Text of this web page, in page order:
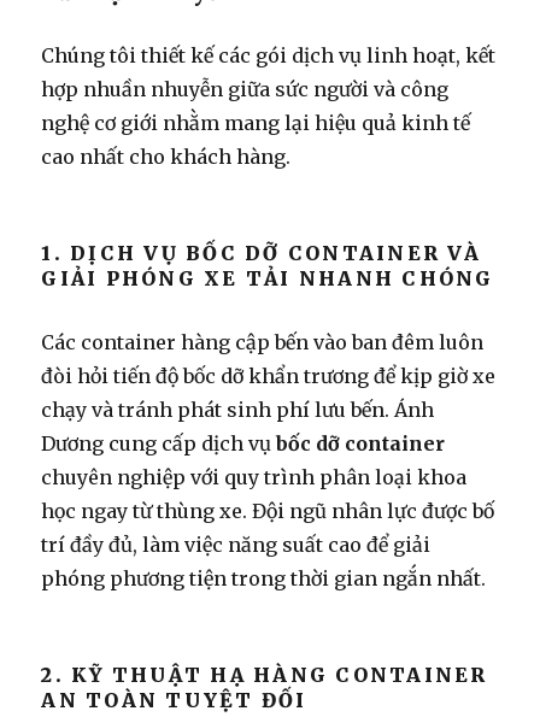
Chúng tôi thiết kế các gói dịch vụ linh hoạt, kết
hợp nhuần nhuyễn giữa sức người và công
nghệ cơ giới nhằm mang lại hiệu quả kinh tế
cao nhất cho khách hàng.
1. DỊCH VỤ BỐC DỠ CONTAINER VÀ
GIẢI PHÓNG XE TẢI NHANH CHÓNG
Các container hàng cập bến vào ban đêm luôn
đòi hỏi tiến độ bốc dỡ khẩn trương để kịp giờ xe
chạy và tránh phát sinh phí lưu bến. Ánh
Dương cung cấp dịch vụbốc dỡ container
chuyên nghiệp với quy trình phân loại khoa
học ngay từ thùng xe. Đội ngũ nhân lực được bố
trí đầy đủ, làm việc năng suất cao để giải
phóng phương tiện trong thời gian ngắn nhất.
2. KỸ THUẬT HẠ HÀNG CONTAINER
AN TOÀN TUYỆT ĐỐI